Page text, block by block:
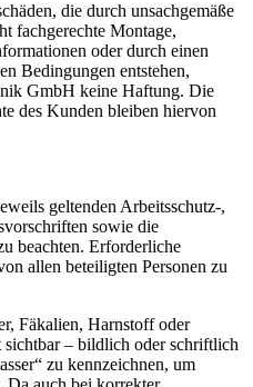
die durch unsachgemäße
fachgerechte Montage,
oder durch einen
Bedingungen entstehen,
GmbH keine Haftung. Die
des Kunden bleiben hiervon
geltenden Arbeitsschutz-,
sowie die
beachten. Erforderliche
allen beteiligten Personen zu
Fäkalien, Harnstoff oder
– bildlich oder schriftlich
zu kennzeichnen, um